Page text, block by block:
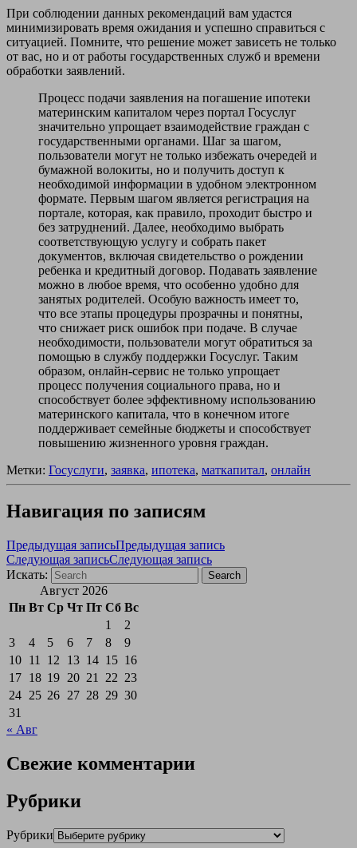
При соблюдении данных рекомендаций вам удастся
минимизировать время ожидания и успешно справиться с
ситуацией. Помните, что решение может зависеть не только
от вас, но и от работы государственных служб и времени
обработки заявлений.
Процесс подачи заявления на погашение ипотеки
материнским капиталом через портал Госуслуг
значительно упрощает взаимодействие граждан с
государственными органами. Шаг за шагом,
пользователи могут не только избежать очередей и
бумажной волокиты, но и получить доступ к
необходимой информации в удобном электронном
формате. Первым шагом является регистрация на
портале, которая, как правило, проходит быстро и
без затруднений. Далее, необходимо выбрать
соответствующую услугу и собрать пакет
документов, включая свидетельство о рождении
ребенка и кредитный договор. Подавать заявление
можно в любое время, что особенно удобно для
занятых родителей. Особую важность имеет то,
что все этапы процедуры прозрачны и понятны,
что снижает риск ошибок при подаче. В случае
необходимости, пользователи могут обратиться за
помощью в службу поддержки Госуслуг. Таким
образом, онлайн-сервис не только упрощает
процесс получения социального права, но и
способствует более эффективному использованию
материнского капитала, что в конечном итоге
поддерживает семейные бюджеты и способствует
повышению жизненного уровня граждан.
Метки: Госуслуги, заявка, ипотека, маткапитал, онлайн
Навигация по записям
Предыдущая записьПредыдущая запись
Следующая записьСледующая запись
Искать:
Search
Август 2026
Пн Вт Ср Чт Пт Сб Вс
1
2
3
4 5 6 7 8
9
10 11 12 13 14 15 16
17 18 19 20 21 22 23
24 25 26 27 28 29 30
31
« Авг
Свежие комментарии
Рубрики
Рубрики